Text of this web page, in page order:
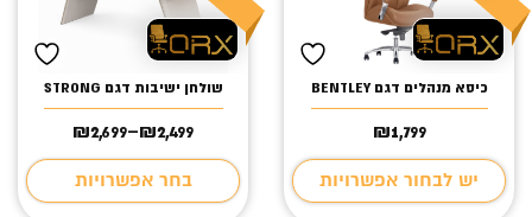
כיסא מנהלים דגם BENTLEY
₪1,799
יש לבחור אפשרויות
שולחן ישיבות דגם STRONG
₪2,499
–
₪2,699
טווח
מחירים:
⁦₪2,499⁩
עד
בחר אפשרויות